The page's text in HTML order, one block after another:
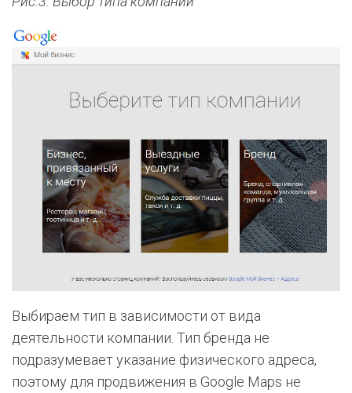
Выбираем тип в зависимости от вида
деятельности компании. Тип бренда не
подразумевает указание физического адреса,
поэтому для продвижения в Google Maps не